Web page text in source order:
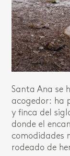
Santa Ana se
acogedor: ha
y finca del
donde el
comodidades
rodeado de